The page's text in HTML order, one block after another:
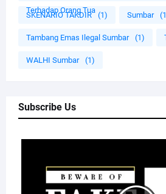
Terhadap Orang Tua
SKENARIO TAKDIR (1) Sumbar
Tambang Emas Ilegal Sumbar (1)
WALHI Sumbar (1)
Subscribe Us